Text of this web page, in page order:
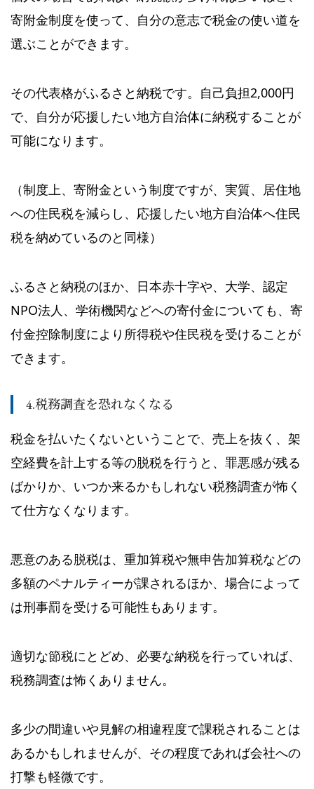
寄附金制度を使って、自分の意志で税金の使い道を
選ぶことができます。
その代表格がふるさと納税です。自己負担2,000円
で、自分が応援したい地方自治体に納税することが
可能になります。
（制度上、寄附金という制度ですが、実質、居住地
への住民税を減らし、応援したい地方自治体へ住民
税を納めているのと同様）
ふるさと納税のほか、日本赤十字や、大学、認定
NPO法人、学術機関などへの寄付金についても、寄
付金控除制度により所得税や住民税を受けることが
できます。
4.税務調査を恐れなくなる
税金を払いたくないということで、売上を抜く、架
空経費を計上する等の脱税を行うと、罪悪感が残る
ばかりか、いつか来るかもしれない税務調査が怖く
て仕方なくなります。
悪意のある脱税は、重加算税や無申告加算税などの
多額のペナルティーが課されるほか、場合によって
は刑事罰を受ける可能性もあります。
適切な節税にとどめ、必要な納税を行っていれば、
税務調査は怖くありません。
多少の間違いや見解の相違程度で課税されることは
あるかもしれませんが、その程度であれば会社への
打撃も軽微です。